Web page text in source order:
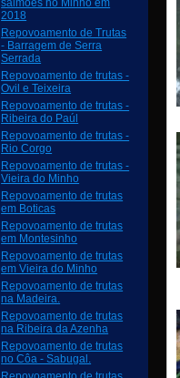
salmões no Minho em
2018
Repovoamento de Trutas
- Barragem de Serra
Serrada
Repovoamento de trutas -
Ovil e Teixeira
Repovoamento de trutas -
Ribeira do Paúl
Repovoamento de trutas -
Rio Corgo
Repovoamento de trutas -
Vieira do Minho
Repovoamento de trutas
em Boticas
Repovoamento de trutas
em Montesinho
Repovoamento de trutas
em Vieira do Minho
Repovoamento de trutas
na Madeira.
Repovoamento de trutas
na Ribeira da Azenha
Repovoamento de trutas
no Côa - Sabugal.